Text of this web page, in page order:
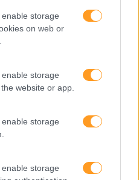
storage
on web or
storage
website or app.
storage
storage